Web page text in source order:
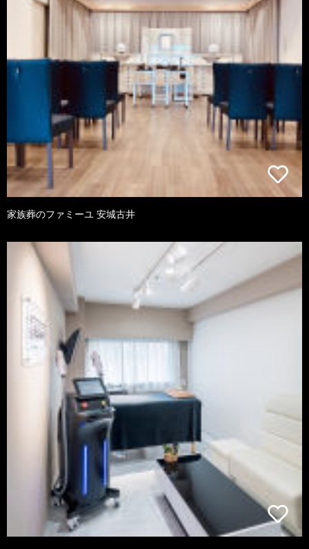
家族葬のファミーユ 安城古井